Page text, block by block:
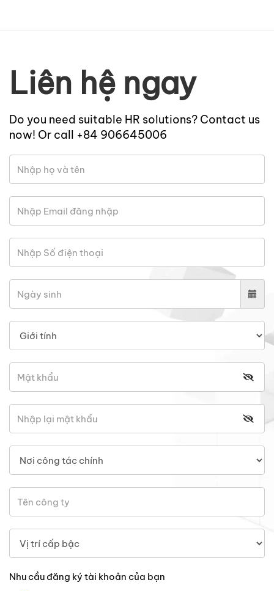
Liên hệ ngay
Do you need suitable HR solutions? Contact us
now! Or call +84 906645006
Nhu cầu đăng ký tài khoản của bạn